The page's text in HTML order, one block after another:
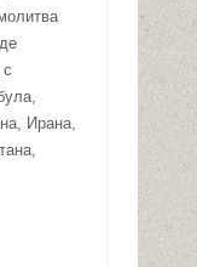
с
Ирана,